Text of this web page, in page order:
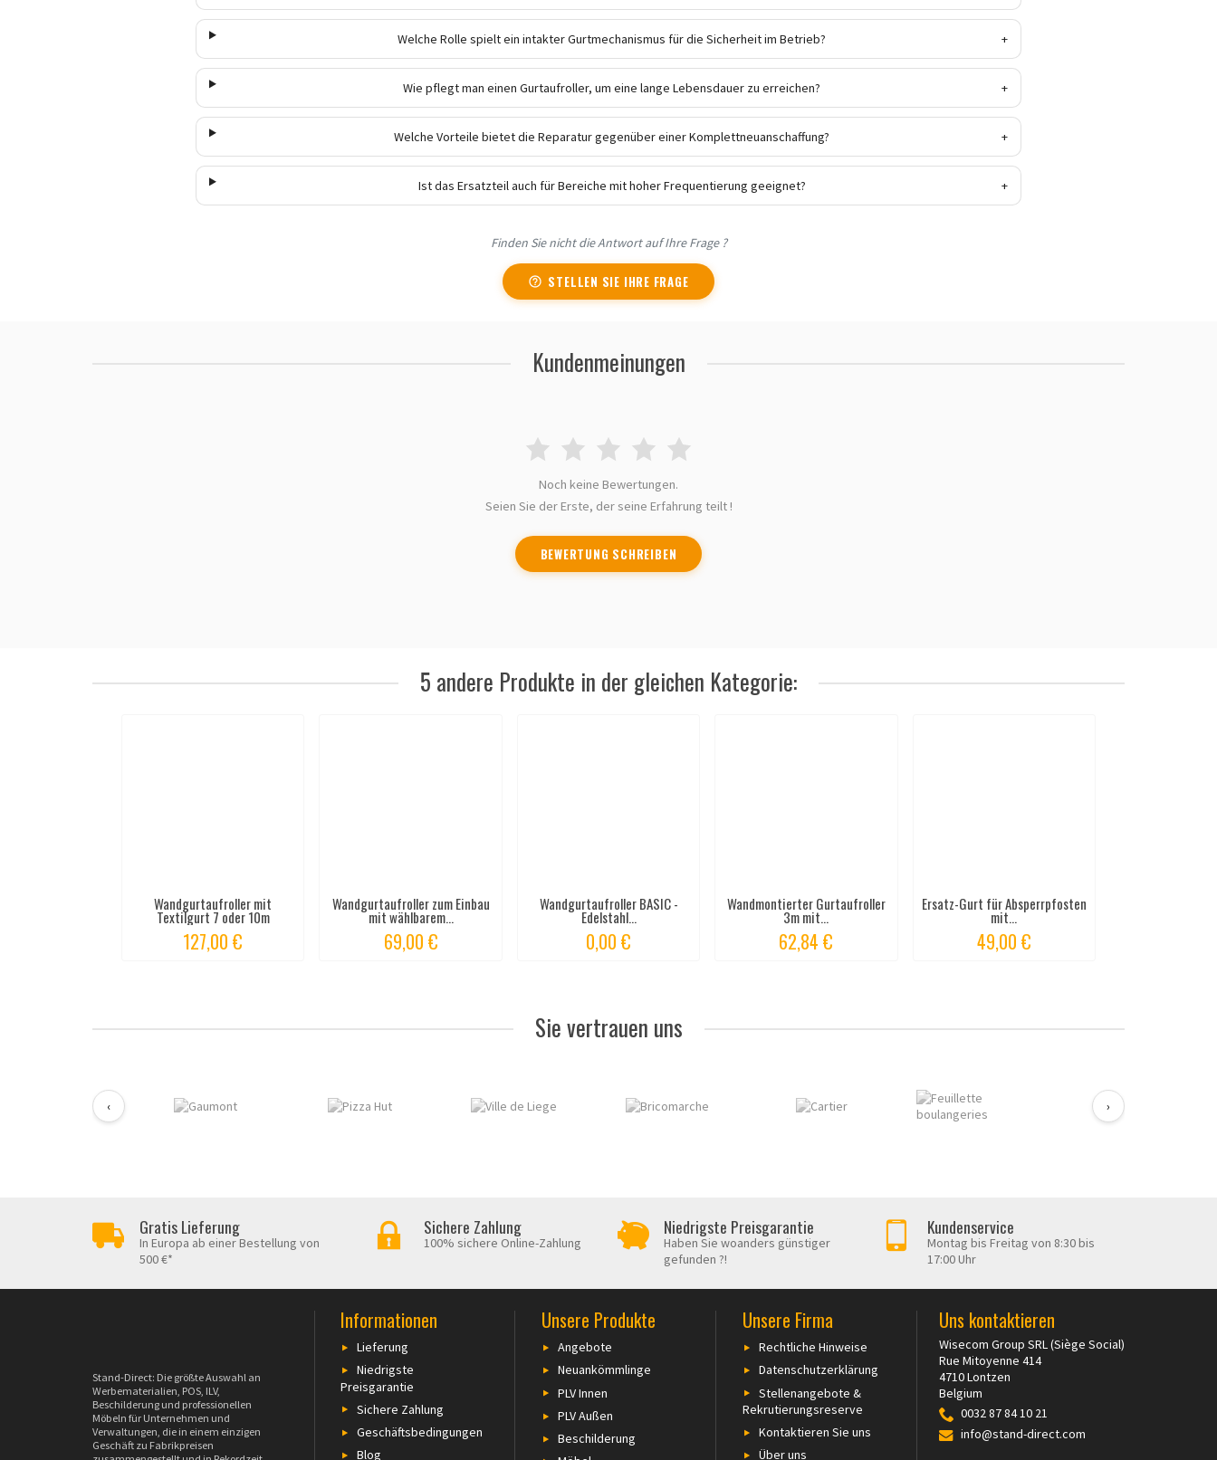
Welche Rolle spielt ein intakter Gurtmechanismus für die Sicherheit im Betrieb? +
Wie pflegt man einen Gurtaufroller, um eine lange Lebensdauer zu erreichen? +
Welche Vorteile bietet die Reparatur gegenüber einer Komplettneuanschaffung? +
Ist das Ersatzteil auch für Bereiche mit hoher Frequentierung geeignet? +
Finden Sie nicht die Antwort auf Ihre Frage ?
STELLEN SIE IHRE FRAGE
Kundenmeinungen
Noch keine Bewertungen.
Seien Sie der Erste, der seine Erfahrung teilt !
BEWERTUNG SCHREIBEN
5 andere Produkte in der gleichen Kategorie:
Wandgurtaufroller mit
Textilgurt 7 oder 10m
127,00 €
Wandgurtaufroller zum Einbau
mit wählbarem...
69,00 €
Wandgurtaufroller BASIC -
Edelstahl...
0,00 €
Wandmontierter Gurtaufroller
3m mit...
62,84 €
Ersatz-Gurt für Absperrpfosten
mit...
49,00 €
Sie vertrauen uns
‹ ›
Gratis Lieferung
In Europa ab einer Bestellung von
500 €*
Sichere Zahlung
100% sichere Online-Zahlung
Niedrigste Preisgarantie
Haben Sie woanders günstiger
gefunden ?!
Kundenservice
Montag bis Freitag von 8:30 bis
17:00 Uhr
Stand-Direct: Die größte Auswahl an
Werbematerialien, POS, ILV,
Beschilderung und professionellen
Möbeln für Unternehmen und
Verwaltungen, die in einem einzigen
Geschäft zu Fabrikpreisen
Informationen
Lieferung
Niedrigste
Preisgarantie
Sichere Zahlung
Geschäftsbedingungen
Blog
Unsere Produkte
Angebote
Neuankömmlinge
PLV Innen
PLV Außen
Beschilderung
Unsere Firma
Rechtliche Hinweise
Datenschutzerklärung
Stellenangebote &
Rekrutierungsreserve
Kontaktieren Sie uns
Über uns
Uns kontaktieren
Wisecom Group SRL (Siège Social)
Rue Mitoyenne 414
4710 Lontzen
Belgium
0032 87 84 10 21
info@stand-direct.com